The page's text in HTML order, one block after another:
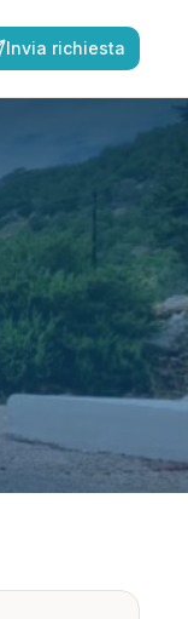
Invia richiesta